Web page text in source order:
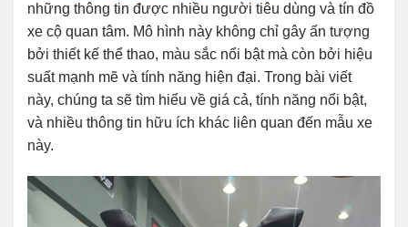
những thông tin được nhiều người tiêu dùng và tín đồ
xe cộ quan tâm. Mô hình này không chỉ gây ấn tượng
bởi thiết kế thể thao, màu sắc nổi bật mà còn bởi hiệu
suất mạnh mẽ và tính năng hiện đại. Trong bài viết
này, chúng ta sẽ tìm hiểu về giá cả, tính năng nổi bật,
và nhiều thông tin hữu ích khác liên quan đến mẫu xe
này.